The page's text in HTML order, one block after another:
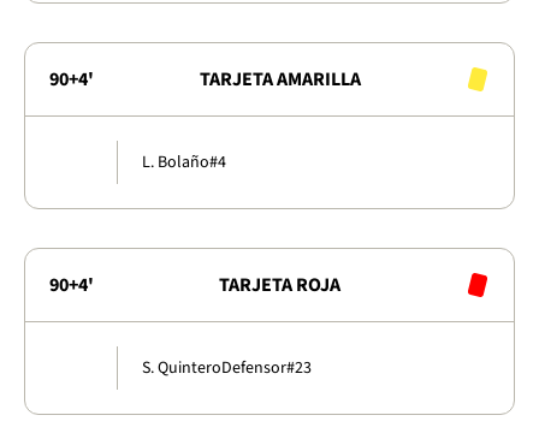
90+4' TARJETA AMARILLA
L. Bolaño#4
90+4' TARJETA ROJA
S. QuinteroDefensor#23